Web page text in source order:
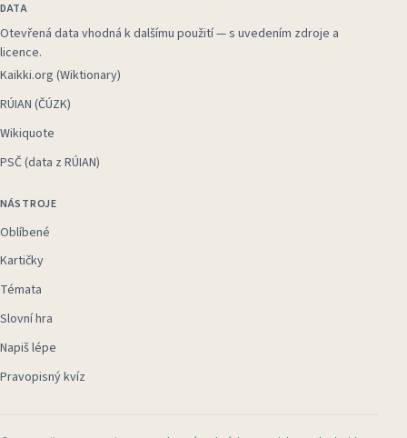
DATA
Otevřená data vhodná k dalšímu použití — s uvedením zdroje a
licence.
Kaikki.org (Wiktionary)
RÚIAN (ČÚZK)
Wikiquote
PSČ (data z RÚIAN)
NÁSTROJE
Oblíbené
Kartičky
Témata
Slovní hra
Napiš lépe
Pravopisný kvíz